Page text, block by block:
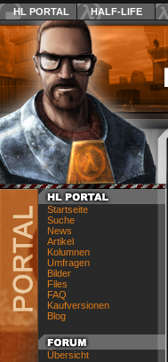
HL PORTAL HALF-LIFE
Startseite
Suche
News
Artikel
Kolumnen
Umfragen
Bilder
Files
FAQ
Kaufversionen
Blog
Übersicht